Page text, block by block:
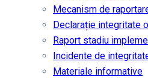
Mecanism de
Declarație integritate
Raport stadiu
Incidente de
Materiale informative